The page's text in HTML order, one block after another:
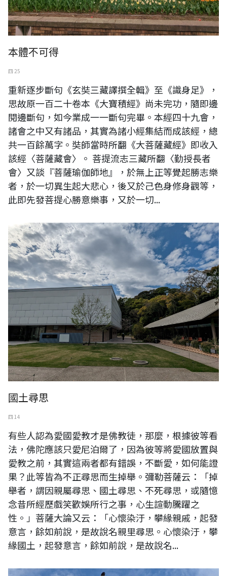
本體不可得
四 25
重新逐步斷句《玄奘三藏譯撰全輯》至《識身足》，
思故原一百二十卷本《大寶積經》尚未完功，隨即邊
閱邊斷句，如今業成一一斷句完畢。本經四十九會，
諸會之中又有諸品，其實為諸小經集結而成該經，總
共一百餘萬字。奘師當時所翻《大菩薩藏經》即收入
該經〈菩薩藏會〉。 菩提流志三藏所翻〈勤授長者
會〉又談『菩薩瑜伽師地』，於無上正等覺起勝志樂
者，於一切異生起大悲心，後又於己色身修身觀等，
此即先發菩提心勝意樂事，又於一切...
國土尋思
四 14
有些人認為愛國愛教才是佛教徒，那麼，根據彼等看
法，佛陀應該只愛尼泊爾了，因為彼等將愛國放置與
愛教之前，其實這兩者都有錯誤，不斷愛，如何能證
果？此等皆為不正尋思而生掉舉。彌勒菩薩云：「掉
舉者，謂因親屬尋思、國土尋思、不死尋思，或隨憶
念昔所經歷戲笑歡娛所行之事，心生諠動騰躍之
性。」菩薩大論又云：「心懷染汙，攀緣親戚，起發
意言，餘如前說，是故說名親里尋思。心懷染汙，攀
緣國土，起發意言，餘如前說，是故說名...